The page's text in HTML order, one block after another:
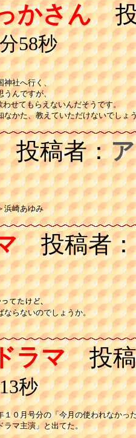
かさん投
58秒
神社へ行く、
うんですが、
わせてもらえないんだそうです。
なかた、教えていただけないでしょ
稿者：
浜崎あゆみ
投稿者：
てたけど、
ならないのでしょうか。
ラマ投稿
秒
１０月号分の「今月の使われなかっ
ラマ主演」と出てた。